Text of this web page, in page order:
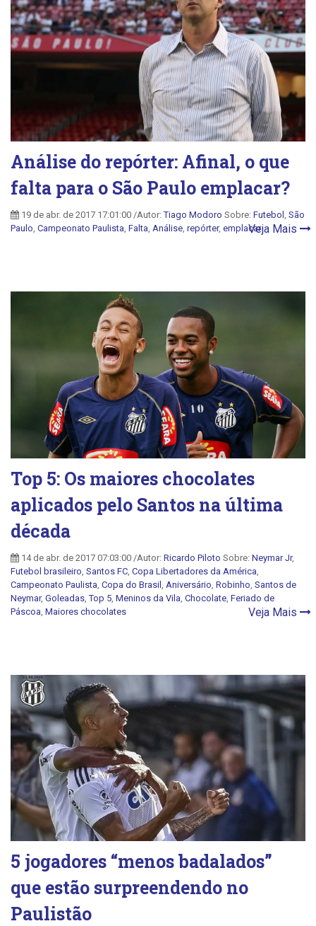
Análise do repórter: Afinal, o que
falta para o São Paulo emplacar?
19 de abr. de 2017 17:01:00 /Autor:Tiago Modoro Sobre: Futebol , São
Paulo, Campeonato Paulista, Falta, Análise, repórter, emplacarVeja Mais
Top 5: Os maiores chocolates
aplicados pelo Santos na última
década
14 de abr. de 2017 07:03:00 /Autor: Ricardo Piloto Sobre: Neymar Jr,
Futebol brasileiro Santos FC Copa Libertadores da América
Campeonato Paulista Copa do Brasil Aniversário Robinho Santos de
Neymar, Goleadas ,Top 5 Meninos da Vila Chocolate Feriado de
Páscoa Maiores chocolates Veja Mais
5 jogadores “menos badalados”
que estão surpreendendo no
Paulistão